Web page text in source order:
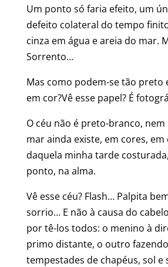
Um ponto só faria efeito, um
defeito colateral do tempo
cinza em água e areia do mar.
Sorrento…
Mas como podem-se tão preto
em cor?Vê esse papel? É
O céu não é preto-branco, nem
mar ainda existe, em cores, em
daquela minha tarde
ponto, na alma.
Vê esse céu? Flash… Palpita
sorrio… E não à causa do
por tê-los todos: o menino à
primo distante, o outro
tempestades de chapéus, sol e